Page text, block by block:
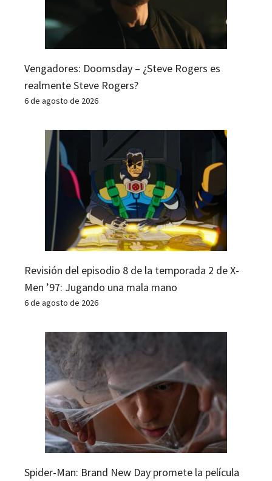
Vengadores: Doomsday – ¿Steve Rogers es
realmente Steve Rogers?
6 de agosto de 2026
Revisión del episodio 8 de la temporada 2 de X-
Men ’97: Jugando una mala mano
6 de agosto de 2026
Spider-Man: Brand New Day promete la película